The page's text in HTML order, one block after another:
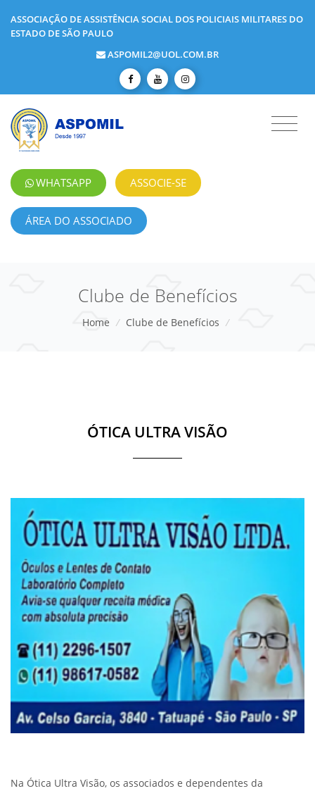
ASSOCIAÇÃO DE ASSISTÊNCIA SOCIAL DOS POLICIAIS MILITARES DO
ESTADO DE SÃO PAULO
ASPOMIL2@UOL.COM.BR
WHATSAPP ASSOCIE-SE
ÁREA DO ASSOCIADO
Clube de Benefícios
Home / Clube de Benefícios /
ÓTICA ULTRA VISÃO
Na Ótica Ultra Visão, os associados e dependentes da